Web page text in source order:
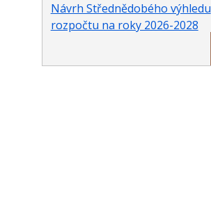
Návrh Střednědobého výhledu
rozpočtu na roky 2026-2028